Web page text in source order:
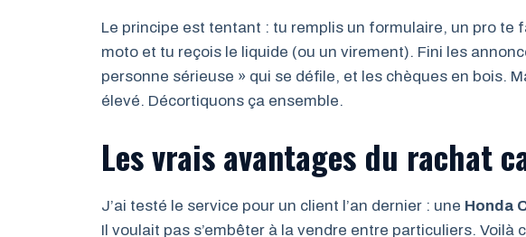
Le principe est tentant : tu remplis un formulaire, un pro te
moto et tu reçois le liquide (ou un virement). Fini les
personne sérieuse » qui se défile, et les chèques en bois.
élevé. Décortiquons ça ensemble.
Les vrais avantages du rachat
J’ai testé le service pour un client l’an dernier : une Honda
Il voulait pas s’embêter à la vendre entre particuliers. Voilà